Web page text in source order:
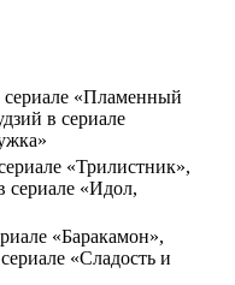
«Пламенный
в сериале
«Трилистник»,
«Идол,
«Баракамон»,
«Сладость и